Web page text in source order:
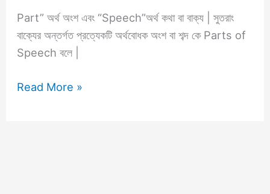
Part” অর্থ অংশ এবং “Speech”অর্থ কথা বা বাক্য | সুতরাং
বাক্যের অন্তর্গত প্রত্যেকটি অর্থবোধক অংশ বা শব্দ কে Parts of
Speech বলে |
Read More »